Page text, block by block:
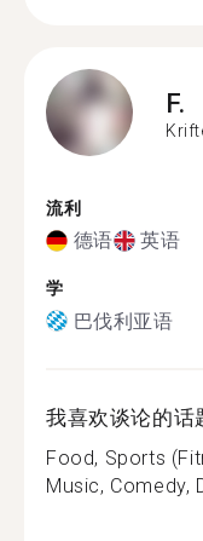
F.
流利
德语 英语
学
巴伐利亚语
我喜欢谈论的话
Food, Sports
Music, Comedy,